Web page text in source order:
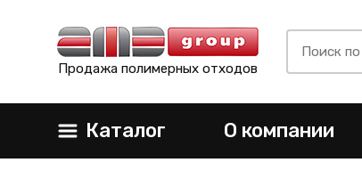
Продажа полимерных отходов
Каталог О компании